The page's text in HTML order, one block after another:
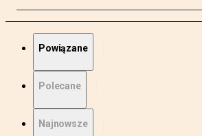
Powiązane
Polecane
Najnowsze